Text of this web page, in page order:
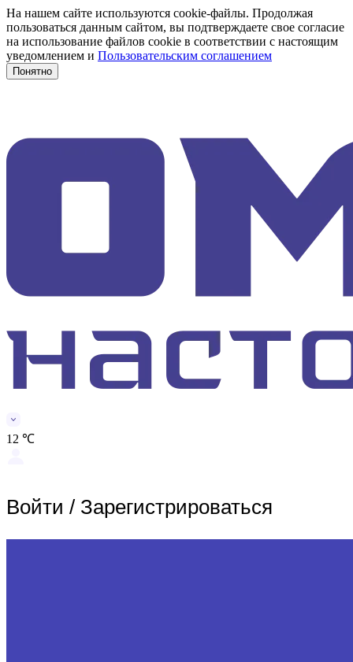
На нашем сайте используются cookie-файлы. Продолжая
пользоваться данным сайтом, вы подтверждаете свое согласие
на использование файлов cookie в соответствии с настоящим
уведомлением и Пользовательским соглашением
Понятно
12 ℃
Войти / Зарегистрироваться